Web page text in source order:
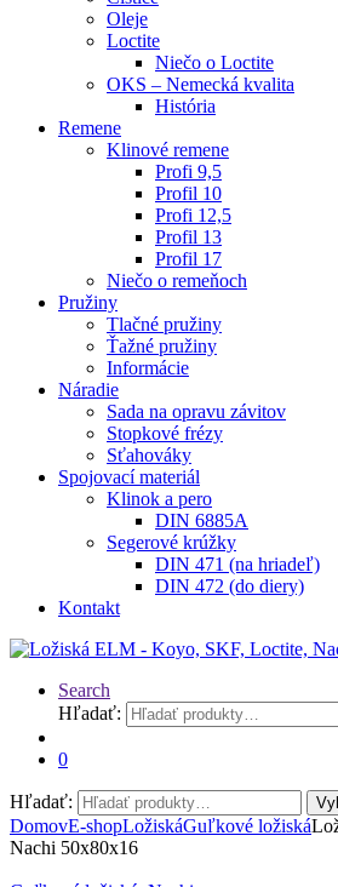
Oleje
Loctite
Niečo o Loctite
OKS – Nemecká kvalita
História
Remene
Klinové remene
Profi 9,5
Profil 10
Profi 12,5
Profil 13
Profil 17
Niečo o remeňoch
Pružiny
Tlačné pružiny
Ťažné pružiny
Informácie
Náradie
Sada na opravu závitov
Stopkové frézy
Sťahováky
Spojovací materiál
Klinok a pero
DIN 6885A
Segerové krúžky
DIN 471 (na hriadeľ)
DIN 472 (do diery)
Kontakt
Search
Hľadať:
0
Hľadať:
DomovE-shopLožiskáGuľkové ložiská
Nachi 50x80x16